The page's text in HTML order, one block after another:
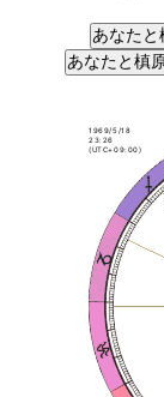
1969/5/18
23:26
(UTC+09:00)